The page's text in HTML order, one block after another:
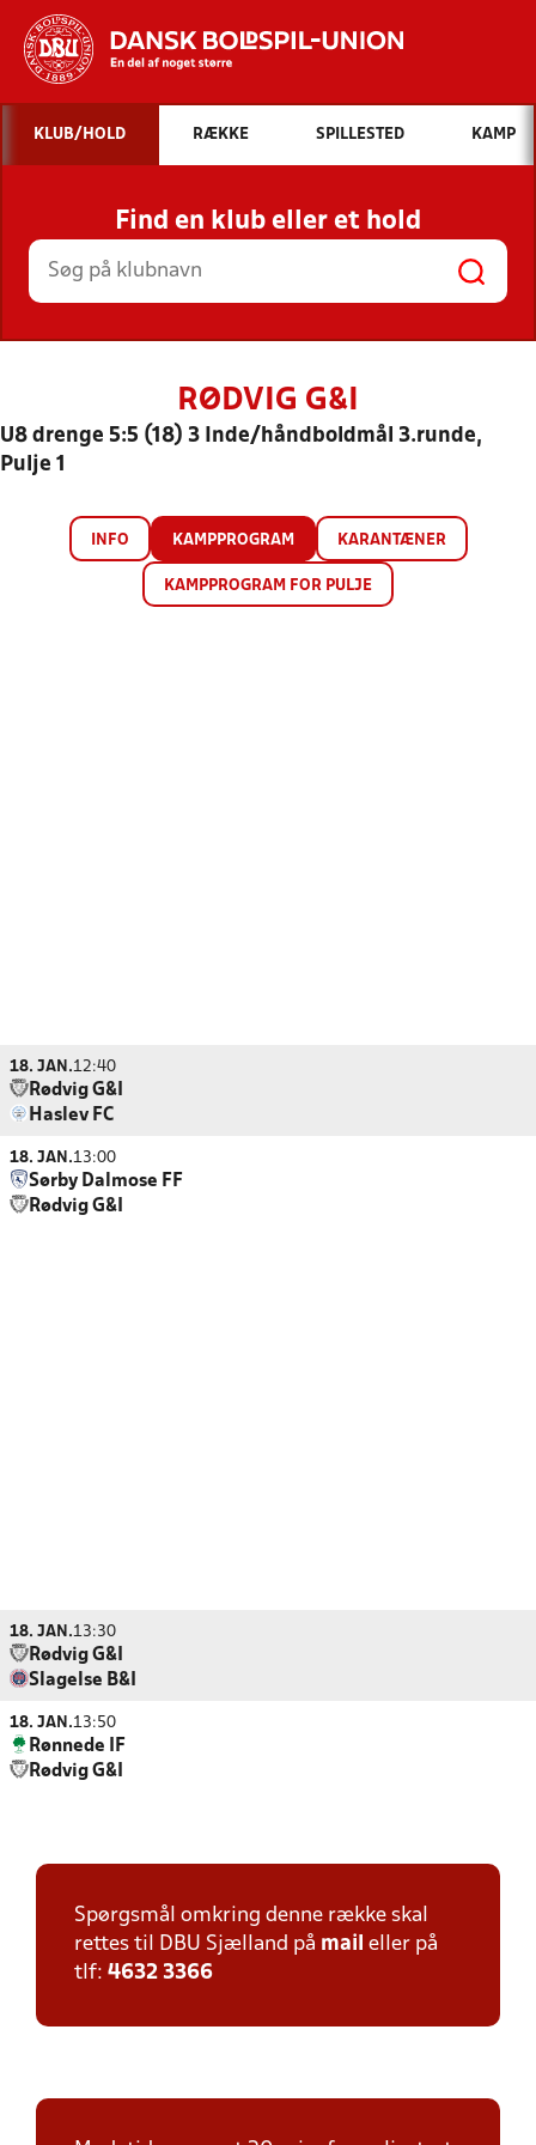
Hvad vil du søge efter?
INDHOLD OG NYHEDER
STILLINGER, RESULTATER, KLUBBER OG
HOLD
KLUB/HOLD RÆKKE SPILLESTED KAMP
Find en klub eller et hold
RØDVIG G&I
U8 drenge 5:5 (18) 3 Inde/håndboldmål 3.runde,
Pulje 1
INFO KAMPPROGRAM KARANTÆNER
KAMPPROGRAM FOR PULJE
18. JAN.12:40
Rødvig G&I
Haslev FC
18. JAN.13:00
Sørby Dalmose FF
Rødvig G&I
18. JAN.13:30
Rødvig G&I
Slagelse B&I
18. JAN.13:50
Rønnede IF
Rødvig G&I
Spørgsmål omkring denne række skal
rettes til DBU Sjælland på mail eller på
tlf: 4632 3366